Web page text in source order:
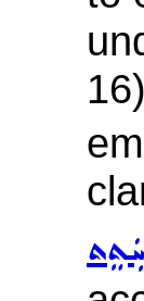
16)